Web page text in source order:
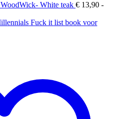
WoodWick- White teak € 13,90 -
Fuck it list book voor